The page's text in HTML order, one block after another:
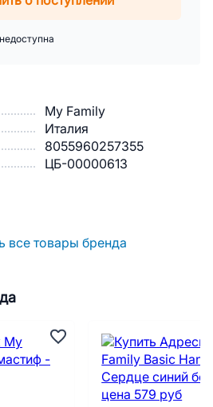
My Family
Италия
8055960257355
ЦБ-00000613
все товары бренда